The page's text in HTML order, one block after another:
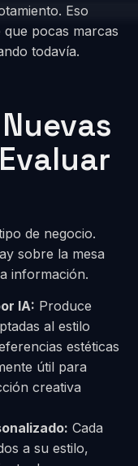
Eso
pocas marcas
todavía.
de negocio.
sobre la mesa
información.
IA: Produce
al estilo
estéticas
útil para
creativa
Cada
a su estilo,